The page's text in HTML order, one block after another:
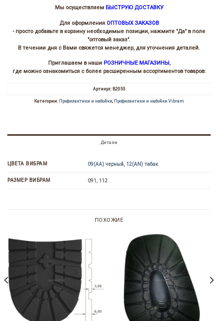
Мы осуществляем БЫСТРУЮ ДОСТАВКУ
Для оформления ОПТОВЫХ ЗАКАЗОВ
- просто добавьте в корзину необходимые позиции, нажмите "Да" в поле
"оптовый заказ".
В течении дня с Вами свяжется менеджер, для уточнения деталей.
Приглашаем в наши РОЗНИЧНЫЕ МАГАЗИНЫ ,
где можно ознакомиться с более расширенным ассортиментов товаров:
Артикул: В2055
Категории: Профилактики и набойки, Профилактики и набойки Vibram
Детали
ЦВЕТА ВИБРАМ 09(AA) черный, 12(AN) табак
РАЗМЕР ВИБРАМ 091, 112
ПОХОЖИЕ